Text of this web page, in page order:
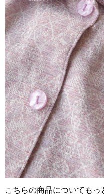
こちらの商品についてもっ